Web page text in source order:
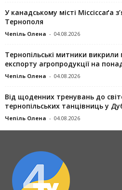
У канадському місті Міссіссаґа
Тернополя
Чепіль Олена - 04.08.2026
Тернопільські митники
експорту агропродукції на
Чепіль Олена - 04.08.2026
Від щоденних тренувань до
тернопільських танцівниць у
Чепіль Олена - 04.08.2026